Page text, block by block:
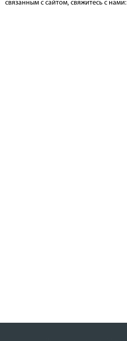
связанным с сайтом, свяжитесь с нами: